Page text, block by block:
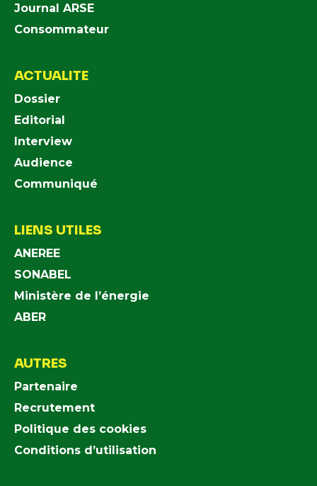
Journal ARSE
Consommateur
ACTUALITE
Dossier
Editorial
Interview
Audience
Communiqué
LIENS UTILES
ANEREE
SONABEL
Ministère de l’énergie
ABER
AUTRES
Partenaire
Recrutement
Politique des cookies
Conditions d’utilisation